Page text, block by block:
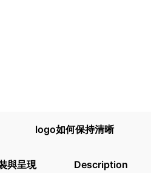
logo如何保持清晰
與呈現 Description